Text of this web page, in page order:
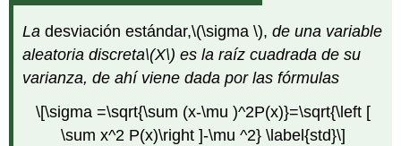
La desviación estándar,\(\sigma \),de una variable
aleatoria discreta\(X\) es la raíz cuadrada de su
varianza, de ahí viene dada por las fórmulas
\[\sigma =\sqrt{\sum (x-\mu )^2P(x)}=\sqrt{\left [
\sum x^2 P(x)\right ]-\mu ^2} \label{std}\]